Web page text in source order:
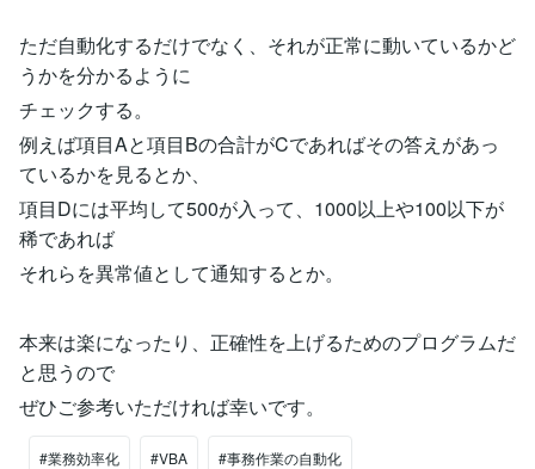
ただ自動化するだけでなく、それが正常に動いているかど
うかを分かるように
チェックする。
例えば項目Aと項目Bの合計がCであればその答えがあっ
ているかを見るとか、
項目Dには平均して500が入って、1000以上や100以下が
稀であれば
それらを異常値として通知するとか。
本来は楽になったり、正確性を上げるためのプログラムだ
と思うので
ぜひご参考いただければ幸いです。
#業務効率化 #VBA #事務作業の自動化